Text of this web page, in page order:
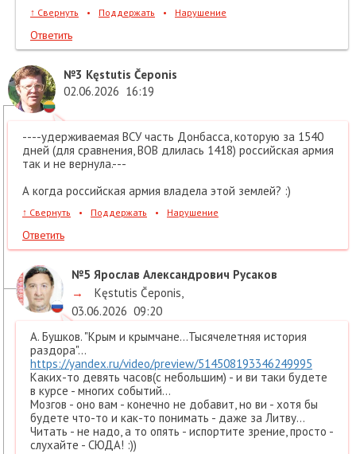
↑ Свернуть • Поддержать • Нарушение
Ответить
№3 Kęstutis Čeponis
02.06.2026 16:19
----удерживаемая ВСУ часть Донбасса, которую за 1540
дней (для сравнения, ВОВ длилась 1418) российская армия
так и не вернула.---
А когда российская армия владела этой землей? :)
↑ Свернуть • Поддержать • Нарушение
Ответить
№5 Ярослав Александрович Русаков
→
Kęstutis Čeponis,
03.06.2026 09:20
А. Бушков. "Крым и крымчане...Тысячелетняя история
раздора"...
https://yandex.ru/video/preview/514508193346249995
Каких-то девять часов(с небольшим) - и ви таки будете
в курсе - многих событий...
Мозгов - оно вам - конечно не добавит, но ви - хотя бы
будете что-то и как-то понимать - даже за Литву...
Читать - не надо, а то опять - испортите зрение, просто -
слухайте - СЮДА! :))